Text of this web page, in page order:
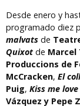
Desde enero y
programado diez
malvats de
Quixot de Marcel
Produccions de
McCracken, El
Puig, Kiss me love
Vázquez y Pepe